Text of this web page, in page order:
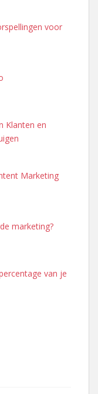
voor
Klanten en
Marketing
marketing?
van je